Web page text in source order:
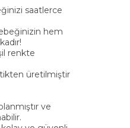
saatlerce
hem
renkte
üretilmiştir
ve